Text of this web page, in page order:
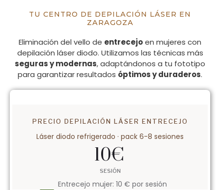
TU CENTRO DE DEPILACIÓN LÁSER EN
ZARAGOZA
Eliminación del vello de entrecejoen mujeres con
depilación láser diodo. Utilizamos las técnicas más
seguras y modernas, adaptándonos a tu fototipo
para garantizar resultados óptimos y duraderos.
PRECIO DEPILACIÓN LÁSER ENTRECEJO
Láser diodo refrigerado · pack 6-8 sesiones
10€
SESIÓN
Entrecejo mujer: 10 € por sesión